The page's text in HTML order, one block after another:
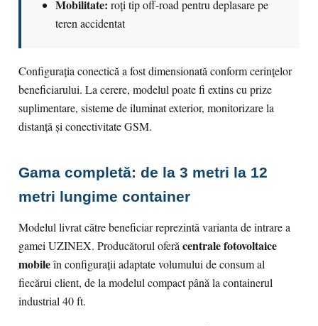
Mobilitate: roți tip off-road pentru deplasare pe
teren accidentat
Configurația conectică a fost dimensionată conform cerințelor
beneficiarului. La cerere, modelul poate fi extins cu prize
suplimentare, sisteme de iluminat exterior, monitorizare la
distanță și conectivitate GSM.
Gama completă: de la 3 metri la 12
metri lungime container
Modelul livrat către beneficiar reprezintă varianta de intrare a
gamei UZINEX. Producătorul oferă centrale fotovoltaice
mobileîn configurații adaptate volumului de consum al
fiecărui client, de la modelul compact până la containerul
industrial 40 ft.